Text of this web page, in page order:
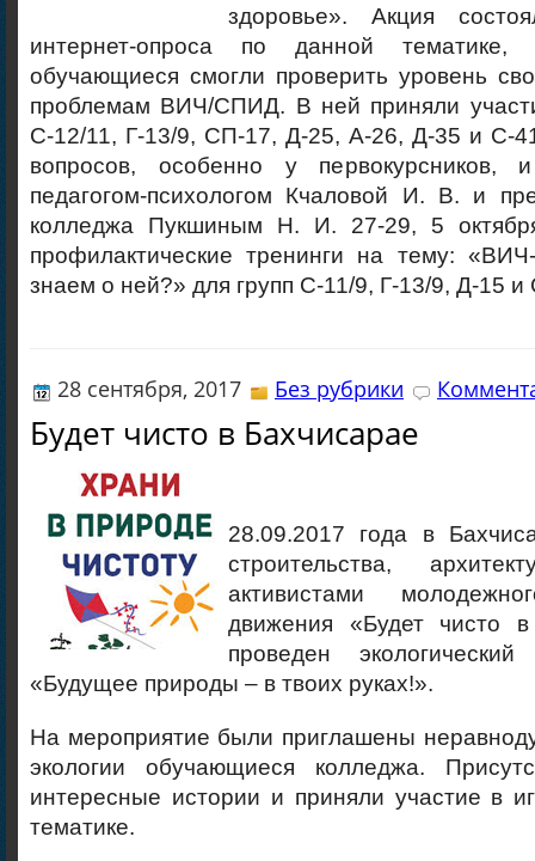
здоровье». Акция
интернет-опроса по данной
обучающиеся смогли проверить уровень
проблемам ВИЧ/СПИД. В ней приняли
С-12/11, Г-13/9, СП-17, Д-25, А-26, Д-35 и С-
вопросов, особенно у первокурсников,
педагогом-психологом Кчаловой И. В. и
колледжа Пукшиным Н. И. 27-29, 5
профилактические тренинги на тему:
знаем о ней?» для групп С-11/9, Г-13/9, Д-15
28 сентября, 2017 Без рубрики
Будет чисто в Бахчисарае
28.09.2017 года в
строительства,
активистами
движения «Будет чисто
проведен
«Будущее природы – в твоих руках!».
На мероприятие были приглашены
экологии обучающиеся колледжа.
интересные истории и приняли участие в
тематике.